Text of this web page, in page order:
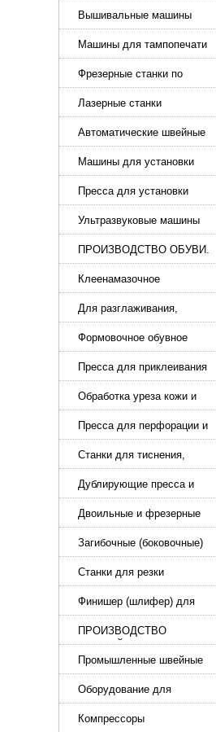
Вышивальные машины
Машины для тампопечати
Фрезерные станки по
металлу
Лазерные станки
Автоматические швейные
машины с программным
управлением
Машины для установки
жемчуга, бусин, заклепок и
фурнитура
Пресса для установки
фурнитуры: блочка,
люверсы, петля
Ультразвуковые машины
для сварки
ПРОИЗВОДСТВО ОБУВИ.
Машины для изготовления
обуви
Клеенамазочное
оборудование и активаторы
клея
Для разглаживания,
разбивания и герметизации
шва
Формовочное обувное
оборудование
Пресса для приклеивания
подошвы и прибивки
каблука
Обработка уреза кожи и
покрасочные камеры
Пресса для перфорации и
тиснения
Станки для тиснения,
нанесения логотипа и
нумераторы
Дублирующие пресса и
утюги для разглаживания
кожи
Двоильные и фрезерные
машины для слоения и
фрезерования кожи
Загибочные (боковочные)
машины для стельки,
кошельков, сумок
Станки для резки
кожи.Станки для резки
стропы
Финишер (шлифер) для
обуви
ПРОИЗВОДСТВО
РЕМНЕЙ, СУМОК,
КОЖГАЛАНТЕРЕИ
Промышленные швейные
машины для кожи, обуви
Оборудование для
производства и резки
эластичной ленты и стропы
Компрессоры